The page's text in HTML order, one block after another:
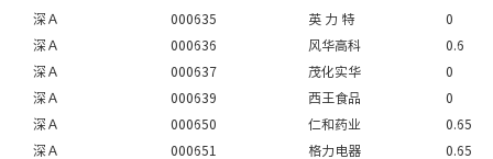
深Ａ
000635 英 力 特
0
深Ａ
000636 风华高科
0.6
深Ａ
000637 茂化实华
0
深Ａ
000639 西王食品
0
深Ａ
000650 仁和药业
0.65
深Ａ
000651 格力电器
0.65